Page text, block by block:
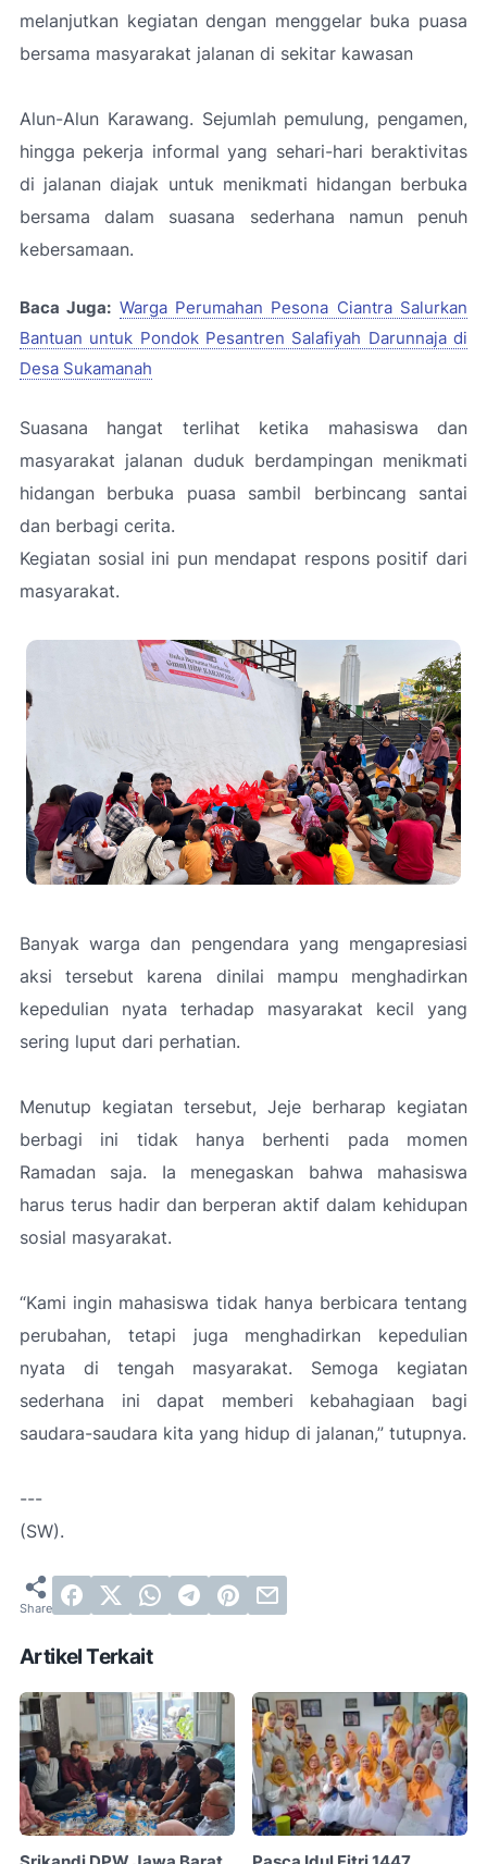
melanjutkan kegiatan dengan menggelar buka puasa
bersama masyarakat jalanan di sekitar kawasan
Alun-Alun Karawang. Sejumlah pemulung, pengamen,
hingga pekerja informal yang sehari-hari beraktivitas
di jalanan diajak untuk menikmati hidangan berbuka
bersama dalam suasana sederhana namun penuh
kebersamaan.
Baca Juga: Warga Perumahan Pesona Ciantra Salurkan
Bantuan untuk Pondok Pesantren Salafiyah Darunnaja di
Desa Sukamanah
Suasana hangat terlihat ketika mahasiswa dan
masyarakat jalanan duduk berdampingan menikmati
hidangan berbuka puasa sambil berbincang santai
dan berbagi cerita.
Kegiatan sosial ini pun mendapat respons positif dari
masyarakat.
Banyak warga dan pengendara yang mengapresiasi
aksi tersebut karena dinilai mampu menghadirkan
kepedulian nyata terhadap masyarakat kecil yang
sering luput dari perhatian.
Menutup kegiatan tersebut, Jeje berharap kegiatan
berbagi ini tidak hanya berhenti pada momen
Ramadan saja. Ia menegaskan bahwa mahasiswa
harus terus hadir dan berperan aktif dalam kehidupan
sosial masyarakat.
“Kami ingin mahasiswa tidak hanya berbicara tentang
perubahan, tetapi juga menghadirkan kepedulian
nyata di tengah masyarakat. Semoga kegiatan
sederhana ini dapat memberi kebahagiaan bagi
saudara-saudara kita yang hidup di jalanan,” tutupnya.
---
(SW).
Artikel Terkait